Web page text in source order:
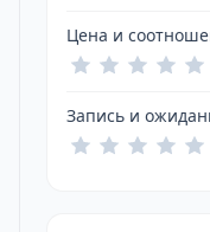
Цена и
Запись и